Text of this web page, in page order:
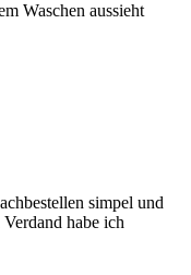
Waschen aussieht
simpel und
habe ich